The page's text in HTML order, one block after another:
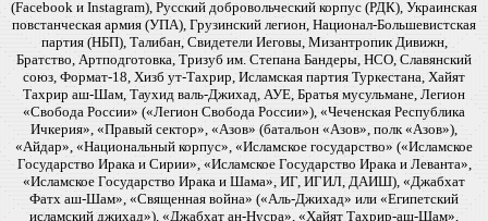
(Facebook и Instagram), Русский добровольческий корпус (РДК), Украинская
повстанческая армия (УПА), Грузинский легион, Национал-Большевистская
партия (НБП), Талибан, Свидетели Иеговы, Мизантропик Дивижн,
Братство, Артподготовка, Тризуб им. Степана Бандеры, НСО, Славянский
союз, Формат-18, Хизб ут-Тахрир, Исламская партия Туркестана, Хайят
Тахрир аш-Шам, Таухид валь-Джихад, АУЕ, Братья мусульмане, Легион
«Свобода России» («Легион Свобода России»), «Чеченская Республика
Ичкерия», «Правый сектор», «Азов» (батальон «Азов», полк «Азов»),
«Айдар», «Национальный корпус», «Исламское государство» («Исламское
Государство Ирака и Сирии», «Исламское Государство Ирака и Леванта»,
«Исламское Государство Ирака и Шама», ИГ, ИГИЛ, ДАИШ), «Джабхат
Фатх аш-Шам», «Священная война» («Аль-Джихад» или «Египетский
исламский джихад»), «Джабхат ан-Нусра», «Хайят Тахрир-аш-Шам»,